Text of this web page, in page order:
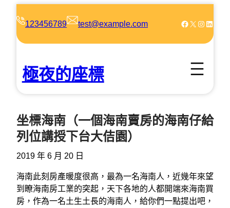
123456789 test@example.com Facebook X Instagram LinkedIn
極夜的座標
坐標海南（一個海南賣房的海南仔給
列位講授下台大佶園）
2019 年 6 月 20 日
海南此刻房產暖度很高，最為一名海南人，近幾年來望
到瞭海南房工業的突起，天下各地的人都開端來海南買
房，作為一名土生土長的海南人，給你們一點提出吧，